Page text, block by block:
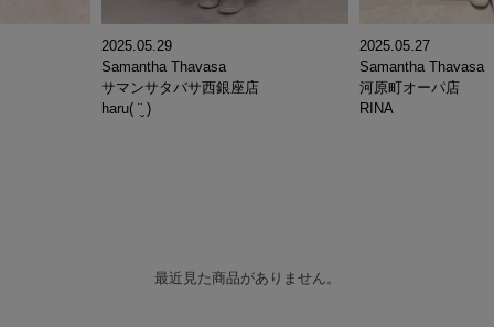
2025.05.29
Samantha Thavasa
サマンサタバサ西銀座店
haru( ¨̮ )
2025.05.27
Samantha Thavasa
河原町オーパ店
RINA
最近見た商品がありません。